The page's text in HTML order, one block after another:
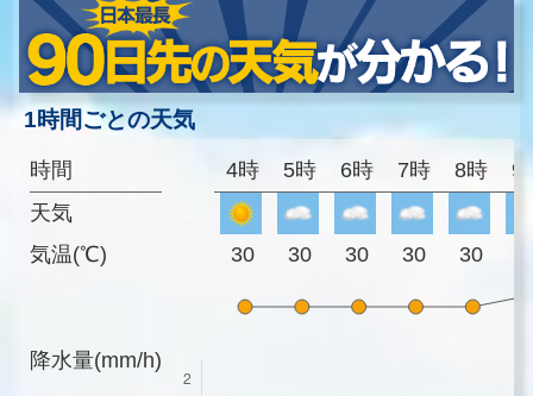
1時間ごとの天気
時間
天気
気温(℃)
降水量(mm/h)
4時 5時 6時 7時 8時 9
30 30 30 30 30